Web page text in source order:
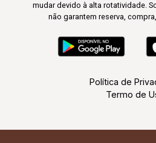
mudar devido à alta rotatividade.
não garantem reserva,
Política de
Termo de